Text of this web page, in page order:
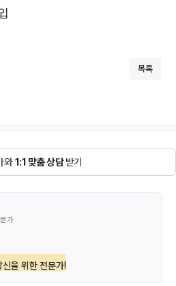
목록
와1:1 맞춤 상담받기
가
을 위한 전문가!